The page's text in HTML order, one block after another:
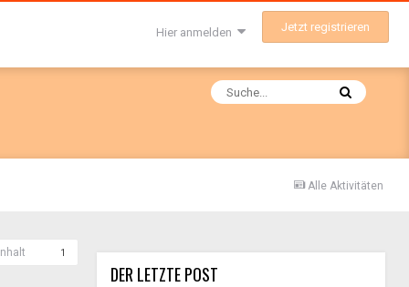
Hier anmelden Jetzt registrieren
Alle Aktivitäten
1
DER LETZTE POST